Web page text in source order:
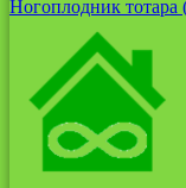
Ногоплодник тотара